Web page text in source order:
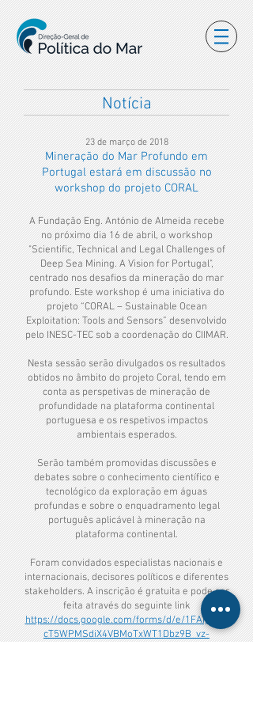
Notícia
23 de março de 2018
Mineração do Mar Profundo em
Portugal estará em discussão no
workshop do projeto CORAL
A Fundação Eng. António de Almeida recebe
no próximo dia 16 de abril, o workshop
"Scientific, Technical and Legal Challenges of
Deep Sea Mining. A Vision for Portugal",
centrado nos desafios da mineração do mar
profundo. Este workshop é uma iniciativa do
projeto “CORAL – Sustainable Ocean
Exploitation: Tools and Sensors” desenvolvido
pelo INESC-TEC sob a coordenação do CIIMAR.
Nesta sessão serão divulgados os resultados
obtidos no âmbito do projeto Coral, tendo em
conta as perspetivas de mineração de
profundidade na plataforma continental
portuguesa e os respetivos impactos
ambientais esperados.
Serão também promovidas discussões e
debates sobre o conhecimento científico e
tecnológico da exploração em águas
profundas e sobre o enquadramento legal
português aplicável à mineração na
plataforma continental.
Foram convidados especialistas nacionais e
internacionais, decisores políticos e diferentes
stakeholders. A inscrição é gratuita e pode ser
feita através do seguinte link
https://docs.google.com/forms/d/e/1FAIpQLS
cT5WPMSdiX4VBMoTxWT1Dbz9B_vz-